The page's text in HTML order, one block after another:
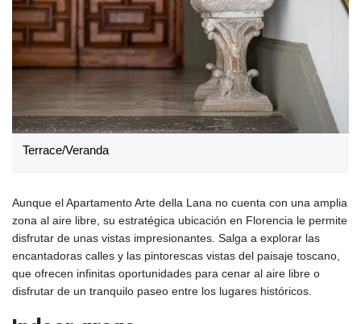
Terrace/Veranda
Aunque el Apartamento Arte della Lana no cuenta con una amplia
zona al aire libre, su estratégica ubicación en Florencia le permite
disfrutar de unas vistas impresionantes. Salga a explorar las
encantadoras calles y las pintorescas vistas del paisaje toscano,
que ofrecen infinitas oportunidades para cenar al aire libre o
disfrutar de un tranquilo paseo entre los lugares históricos.